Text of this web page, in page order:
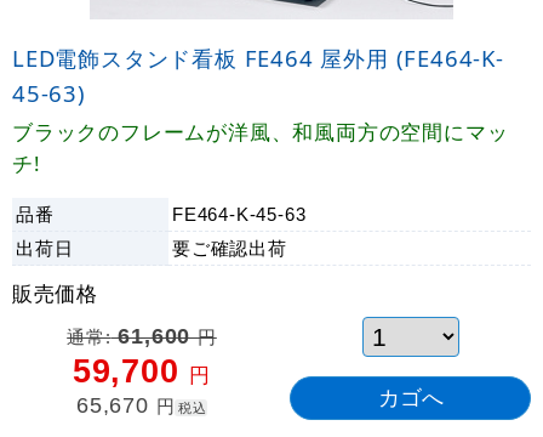
LED電飾スタンド看板 FE464 屋外用 (FE464-K-
45-63)
ブラックのフレームが洋風、和風両方の空間にマッ
チ!
品番 FE464-K-45-63
出荷日 要ご確認出荷
販売価格
通常:61,600円
59,700 円
65,670 円 税込